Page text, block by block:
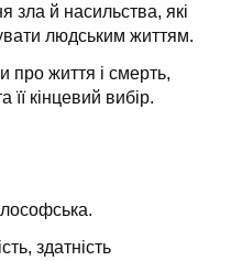
зла й насильства, які
людським життям.
про життя і смерть,
її кінцевий вибір.
здатність